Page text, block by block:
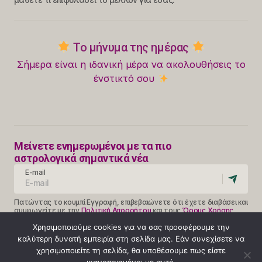
Το μήνυμα της ημέρας
Σήμερα είναι η ιδανική μέρα να ακολουθήσεις το
ένστικτό σου
Μείνετε ενημερωμένοι με τα πιο
αστρολογικά σημαντικά νέα
E-mail
Πατώντας το κουμπί Εγγραφή, επιβεβαιώνετε ότι έχετε διαβάσει και
συμφωνείτε με τηνΠολιτική Απορρήτουκαι τουςΌρους Χρήσης
Χρησιμοποιούμε cookies για να σας προσφέρουμε την
καλύτερη δυνατή εμπειρία στη σελίδα μας. Εάν συνεχίσετε να
χρησιμοποιείτε τη σελίδα, θα υποθέσουμε πως είστε